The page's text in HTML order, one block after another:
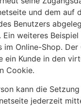
und dem auf
Benutzers
Ein weiteres
im Online-Shop.
ein Kunde in den
Cookie.
kann die
jederzeit